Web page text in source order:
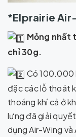
*Elprairie
Mỏng nhất
chỉ 30g.
Có 100.000
đặc các lỗ thoát
thoáng khí cả ở
lưng đã giải
dụng Air-Wing và